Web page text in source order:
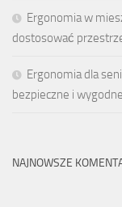
Ergonomia w
dostosować
Ergonomia dla
bezpieczne i
NAJNOWSZE